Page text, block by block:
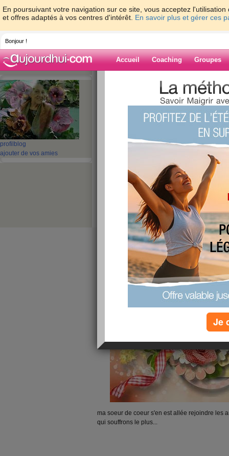
En poursuivant votre navigation sur ce site, vous acceptez
et offres adaptés à vos centres d'intérêt. En savoir plus et gérer ces
Bonjour !
Accueil Coaching Groupes
profil blog
ajouter de vos amies
>
> il pleure
Blog de
il pleure en mon
pleut sur la ville....
publié le 26/10/2013 à 20:54
ma soeur de coeur s'en est allée rejoindre les
qui souffrons le plus...
Je